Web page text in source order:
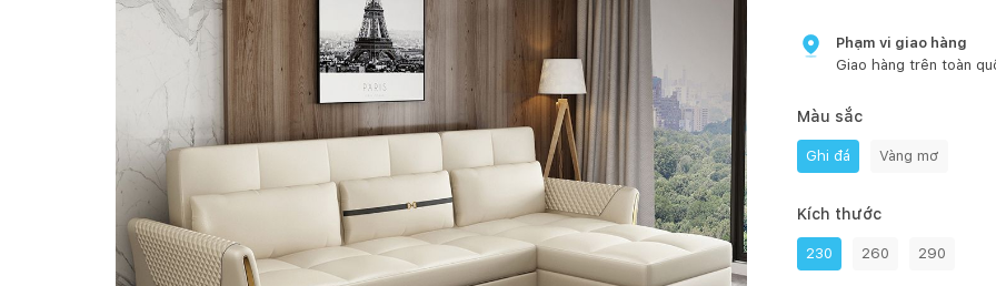
Phạm vi giao hàng
Giao hàng trên toàn
Màu sắc
Ghi đá Vàng mơ
Kích thước
230 260 290